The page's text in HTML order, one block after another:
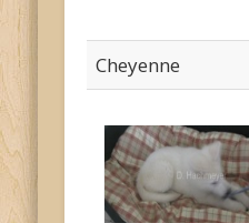
Cheyenne